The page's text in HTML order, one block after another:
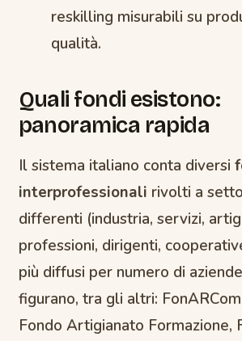
reskilling misurabili su
qualità.
Quali fondi esistono:
panoramica rapida
Il sistema italiano conta diversi
interprofessionali rivolti a
differenti (industria, servizi,
professioni, dirigenti,
più diffusi per numero di
figurano, tra gli altri:
Fondo Artigianato Formazione,